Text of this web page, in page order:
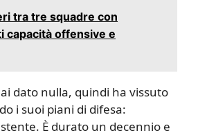
tra tre squadre con
capacità offensive e
dato nulla, quindi ha vissuto
i suoi piani di difesa:
È durato un decennio e